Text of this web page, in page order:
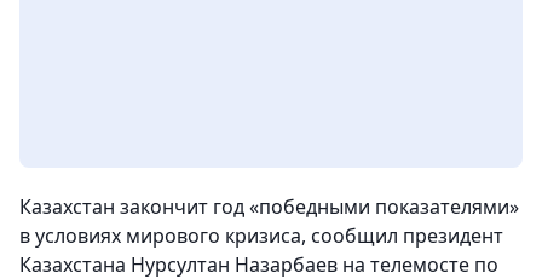
Казахстан закончит год «победными показателями»
в условиях мирового кризиса, сообщил президент
Казахстана Нурсултан Назарбаев на телемосте по